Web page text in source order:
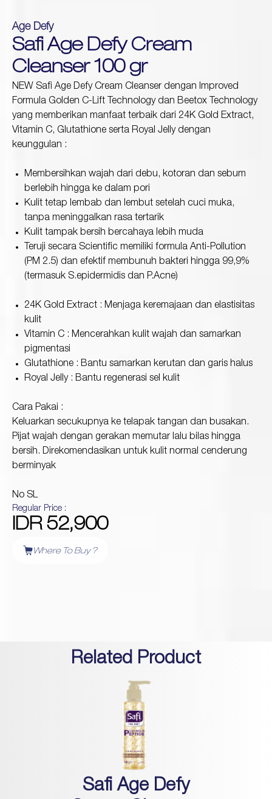
Protection
Wrinkles
Dull & Uneven Skin
Hair Problem
Age Defy
Safi Age Defy Cream
Cleanser 100 gr
NEW Safi Age Defy Cream Cleanser dengan Improved
Formula Golden C-Lift Technology dan Beetox Technology
yang memberikan manfaat terbaik dari 24K Gold Extract,
Vitamin C, Glutathione serta Royal Jelly dengan
keunggulan :
Membersihkan wajah dari debu, kotoran dan sebum
berlebih hingga ke dalam pori
Kulit tetap lembab dan lembut setelah cuci muka,
tanpa meninggalkan rasa tertarik
Kulit tampak bersih bercahaya lebih muda
Teruji secara Scientific memiliki formula Anti-Pollution
(PM 2.5) dan efektif membunuh bakteri hingga 99,9%
(termasuk S.epidermidis dan P.Acne)
24K Gold Extract : Menjaga keremajaan dan elastisitas
kulit
Vitamin C : Mencerahkan kulit wajah dan samarkan
pigmentasi
Glutathione : Bantu samarkan kerutan dan garis halus
Royal Jelly : Bantu regenerasi sel kulit
Cara Pakai :
Keluarkan secukupnya ke telapak tangan dan busakan.
Pijat wajah dengan gerakan memutar lalu bilas hingga
bersih. Direkomendasikan untuk kulit normal cenderung
berminyak
No SL
Regular Price :
IDR 52,900
Where To Buy ?
Related Product
Safi Age Defy